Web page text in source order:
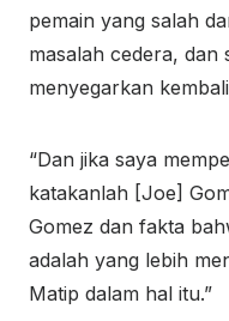
pemain yang salah
masalah cedera,
menyegarkan
“Dan jika saya
katakanlah [Joe]
Gomez dan fakta
adalah yang lebih
Matip dalam hal itu.”